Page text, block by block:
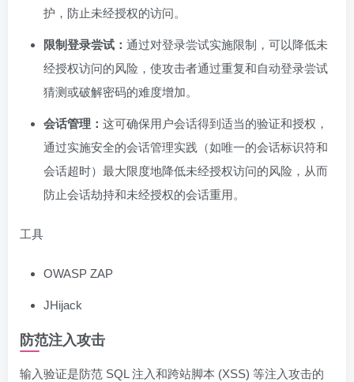
护，防止未经授权的访问。
限制登录尝试： 通过对登录尝试实施限制，可以降低未
经授权访问的风险，使攻击者通过重复和自动登录尝试
猜测或破解密码的难度增加。
会话管理： 这可确保用户会话得到适当的验证和授权，
通过实施安全的会话管理实践（如唯一的会话标识符和
会话超时）最大限度地降低未经授权访问的风险，从而
防止会话劫持和未经授权的会话重用。
工具
OWASP ZAP
JHijack
防范注入攻击
输入验证是防范 SQL 注入和跨站脚本 (XSS) 等注入攻击的